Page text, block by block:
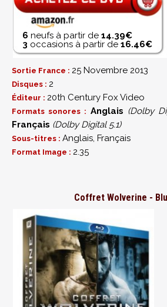
6 neufs à partir de 14.39€
3 occasions à partir de 16.46€
Sortie France : 25 Novembre 2013
Disques : 2
Éditeur : 20th Century Fox Video
Formats sonores : Anglais (Dolby
Français (Dolby Digital 5.1)
Sous-titres : Anglais, Français
Format Image : 2.35
Coffret Wolverine -